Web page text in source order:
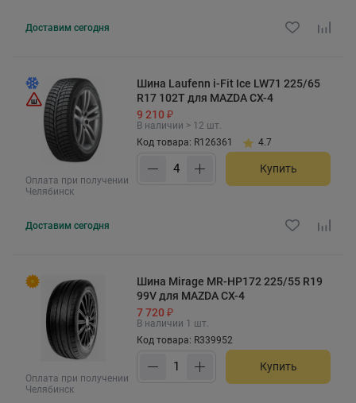
Доставим сегодня
Оплата при получении
Челябинск
Шина Laufenn i-Fit Ice LW71 225/65
R17 102T для MAZDA CX-4
9 210 ₽
В наличии > 12 шт.
Код товара: R126361
4.7
Купить
Доставим сегодня
Оплата при получении
Челябинск
Шина Mirage MR-HP172 225/55 R19
99V для MAZDA CX-4
7 720 ₽
В наличии 1 шт.
Код товара: R339952
Купить